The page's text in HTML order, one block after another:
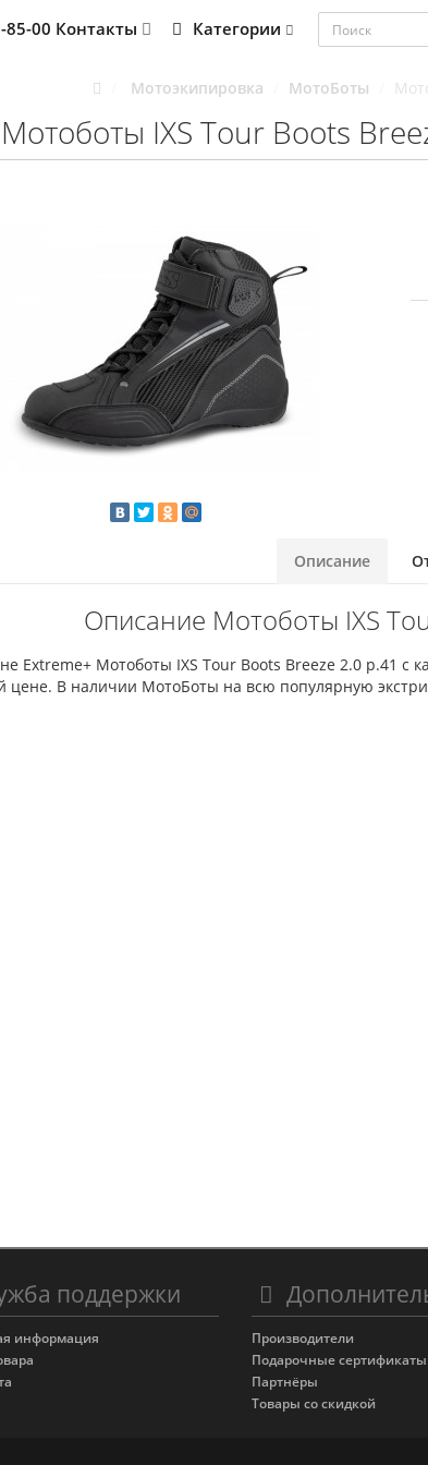
85-00 Контакты Категории
Мотоэкипировка МотоБоты
Мотоботы IXS Tour Boots
Описание
Описание Мотоботы IXS
Extreme+ Мотоботы IXS Tour Boots Breeze 2.0 p.41
цене. В наличии МотоБоты на всю популярную
поддержки
информация
Производители
Подарочные сертификаты
Партнёры
Товары со скидкой